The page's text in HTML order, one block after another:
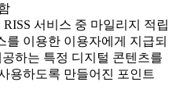
서비스 중 마일리지 적립
를 이용한 이용자에게 지급되
공하는 특정 디지털 콘텐츠를
용하도록 만들어진 포인트